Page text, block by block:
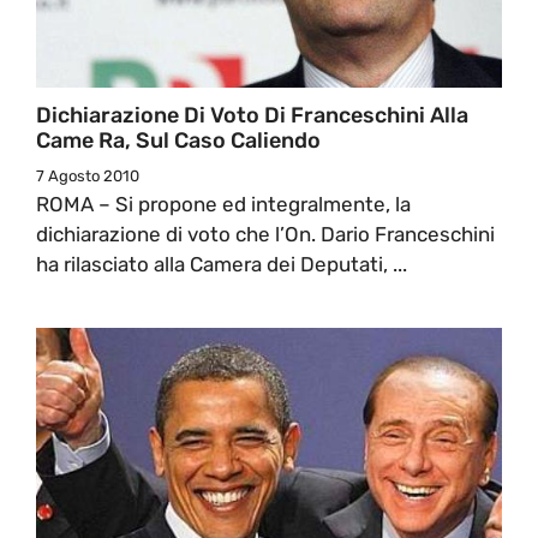
Dichiarazione Di Voto Di Franceschini Alla
Came Ra, Sul Caso Caliendo
7 Agosto 2010
ROMA – Si propone ed integralmente, la
dichiarazione di voto che l’On. Dario Franceschini
ha rilasciato alla Camera dei Deputati, ...